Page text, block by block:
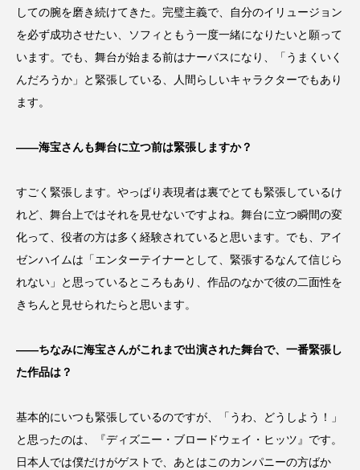
しての腕を磨き続けてきた。完璧主義で、自分のイリュージョン
を必ず成功させたい、ソフィともう一度一緒になりたいと願って
います。でも、舞台が始まる前はナーバスになり、「うまくいく
んだろうか」と緊張している、人間らしいキャラクターでもあり
ます。
――海宝さんも舞台に立つ前は緊張しますか？
すごく緊張します。やっぱり表現者は裏でとても緊張しているけ
れど、舞台上ではそれを見せないですよね。舞台に立つ瞬間の変
化って、役者の方は多く経験されていると思います。でも、アイ
ゼンハイムは「エンターテイナーとして、緊張するなんて信じら
れない」と思っているところもあり、作品のなかで彼の二面性を
きちんと見せられたらと思います。
――ちなみに海宝さんがこれまで出演された舞台で、一番緊張し
た作品は？
基本的にいつも緊張しているのですが、「うわ、どうしよう！」
と思ったのは、『ディズニー・ブロードウェイ・ヒッツ』です。
日本人では僕だけがゲストで、あとはこのカンパニーの方ばか